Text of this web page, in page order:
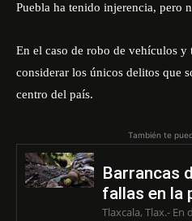
Puebla ha tenido injerencia, pero
En el caso de robo de vehículos y
considerar los únicos delitos que
centro del país.
También te
Barrancas
fallas en la
Tlaxcala, Tlax.-